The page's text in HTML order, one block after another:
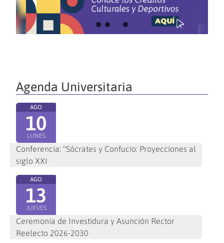
Agenda Universitaria
AGO
10
LUNES
Conferencia: "Sócrates y Confucio: Proyecciones al
siglo XXI
AGO
13
JUEVES
Ceremonia de Investidura y Asunción Rector
Reelecto 2026-2030